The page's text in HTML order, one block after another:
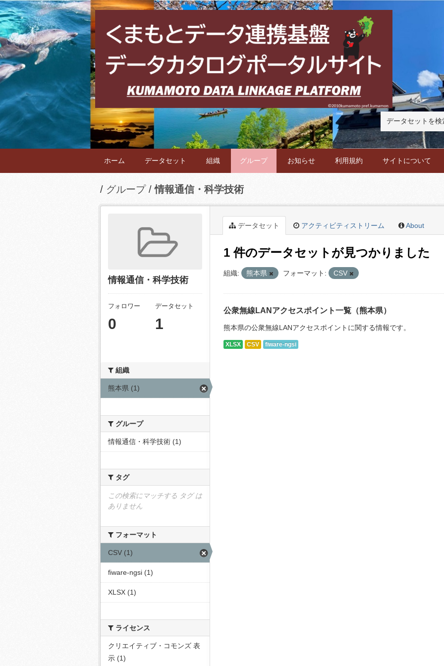
ホーム データセット 組織 グループ お知らせ 利用規約 サイトについて
グループ 情報通信・科学技術
データセット アクティビティストリーム About
1 件のデータセットが見つかりました
組織: 熊本県 フォーマット: CSV
公衆無線LANアクセスポイント一覧（熊本県）
熊本県の公衆無線LANアクセスポイントに関する情報です。
XLSX CSV fiware-ngsi
情報通信・科学技術
フォロワー
0
データセット
1
組織
熊本県 (1)
グループ
情報通信・科学技術 (1)
タグ
この検索にマッチする タグ は
ありません
フォーマット
CSV (1)
fiware-ngsi (1)
XLSX (1)
ライセンス
クリエイティブ・コモンズ 表
示 (1)